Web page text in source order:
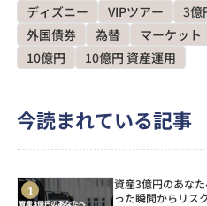
プロフィール 執筆
ディズニー
VIPツアー 3億
外国債券
為替 マーケット
10億円
10億円 資産運用
今読まれている記事
1
資産3億円のあな
った瞬間からリス